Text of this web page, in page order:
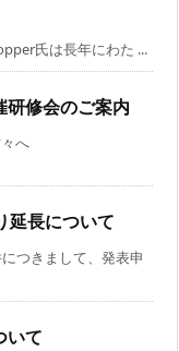
氏は長年にわた ...
修会のご案内
へ
長について
つきまして、発表申
いて